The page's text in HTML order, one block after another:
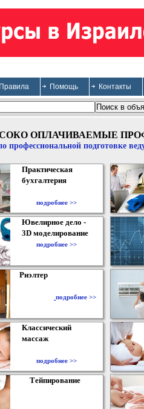
Правила Помощь Контакты
ОПЛАЧИВАЕМЫЕ
профессиональной подготовке
Практическая
бухгалтерия
подробнее >>
Ювелирное дело -
3D моделирование
подробнее >>
Риэлтер
подробнее >>
Классический
массаж
подробнее >>
Тейпирование